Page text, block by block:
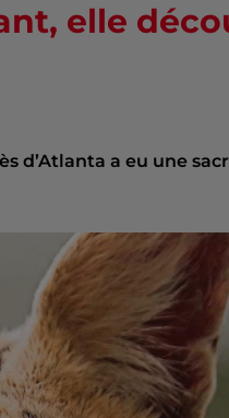
elle
d’Atlanta a eu une